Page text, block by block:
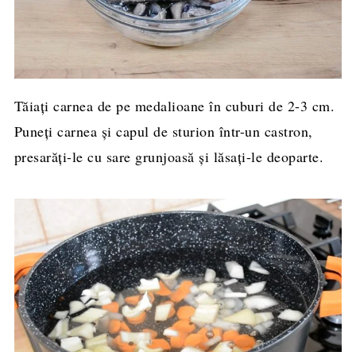
Tăiați carnea de pe medalioane în cuburi de 2-3 cm.
Puneți carnea și capul de sturion într-un castron,
presarăți-le cu sare grunjoasă și lăsați-le deoparte.